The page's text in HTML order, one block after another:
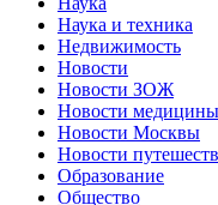
Наука и техника
Недвижимость
Новости
Новости ЗОЖ
Новости медицины
Новости Москвы
Новости
Образование
Общество